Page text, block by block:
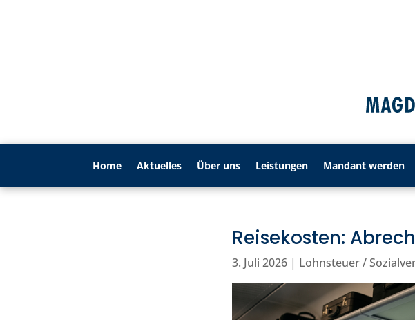
Home Aktu­elles Über uns Leistungen Mandant werden
Reisekosten:
3. Juli 2026 | Lohnsteuer /